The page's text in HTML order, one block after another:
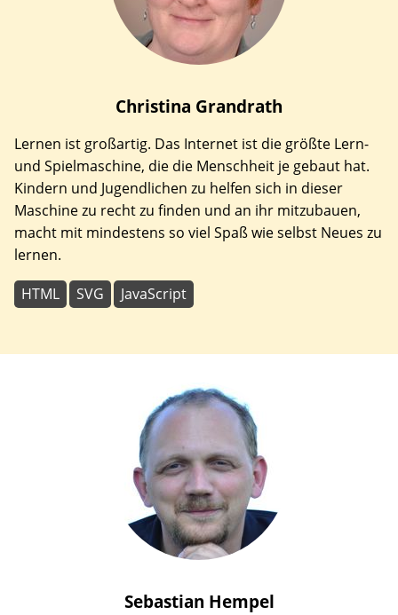
Christina Grandrath
Lernen ist großartig. Das Internet ist die größte Lern-
und Spielmaschine, die die Menschheit je gebaut hat.
Kindern und Jugendlichen zu helfen sich in dieser
Maschine zu recht zu finden und an ihr mitzubauen,
macht mit mindestens so viel Spaß wie selbst Neues zu
lernen.
HTML SVG JavaScript
Sebastian Hempel